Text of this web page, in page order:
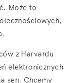
Może to
z Harvardu
elektronicznych
sen. Chcemy